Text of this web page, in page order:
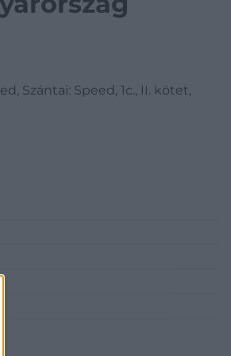
Szántai: Speed, 1c., II. kötet,